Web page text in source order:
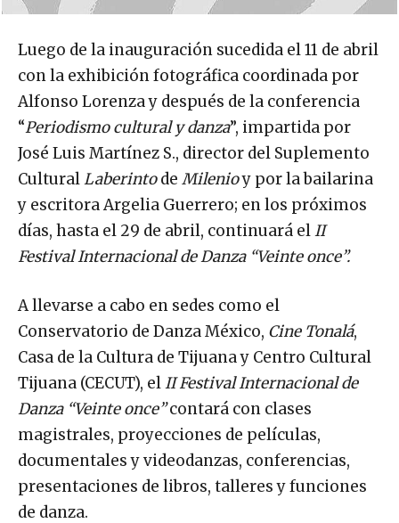
Luego de la inauguración sucedida el 11 de abril
con la exhibición fotográfica coordinada por
Alfonso Lorenza y después de la conferencia
“Periodismo cultural y danza”, impartida por
José Luis Martínez S., director del Suplemento
CulturalLaberintode Milenioy por la bailarina
y escritora Argelia Guerrero; en los próximos
días, hasta el 29 de abril, continuará elII
Festival Internacional de Danza “Veinte once”.
A llevarse a cabo en sedes como el
Conservatorio de Danza México, Cine Tonalá,
Casa de la Cultura de Tijuana y Centro Cultural
Tijuana (CECUT), elII Festival Internacional de
Danza “Veinte once”contará con clases
magistrales, proyecciones de películas,
documentales y videodanzas, conferencias,
presentaciones de libros, talleres y funciones
de danza.